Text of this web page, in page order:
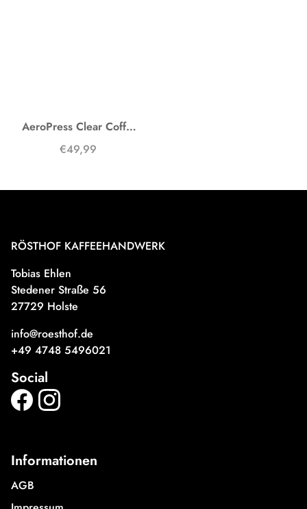
AeroPress Clear Coffee Maker
€49,99
RÖSTHOF KAFFEEHANDWERK
Tobias Ehlen
Stedener Straße 56
27729 Holste
info@roesthof.de
+49 4748 5496021
Social
Informationen
AGB